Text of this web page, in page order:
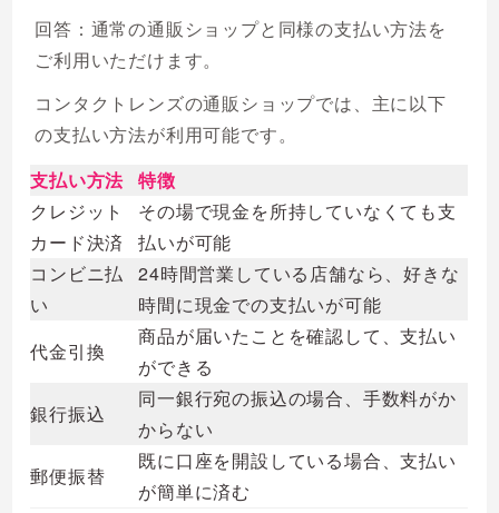
回答：通常の通販ショップと同様の支払い方法を
ご利用いただけます。
コンタクトレンズの通販ショップでは、主に以下
の支払い方法が利用可能です。
支払い方法 特徴
クレジット
カード決済
その場で現金を所持していなくても支
払いが可能
コンビニ払
い
24時間営業している店舗なら、好きな
時間に現金での支払いが可能
代金引換
商品が届いたことを確認して、支払い
ができる
銀行振込
同一銀行宛の振込の場合、手数料がか
からない
郵便振替
既に口座を開設している場合、支払い
が簡単に済む